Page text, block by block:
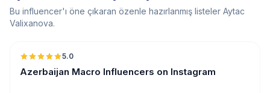
Bu influencer'ı öne çıkaran özenle hazırlanmış listeler Aytac
Valixanova.
5.0
Azerbaijan Macro Influencers on Instagram